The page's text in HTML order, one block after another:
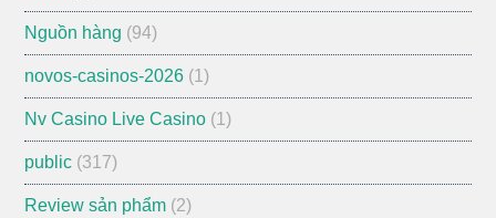
Nguồn hàng (94)
novos-casinos-2026 (1)
Nv Casino Live Casino (1)
public (317)
Review sản phẩm (2)